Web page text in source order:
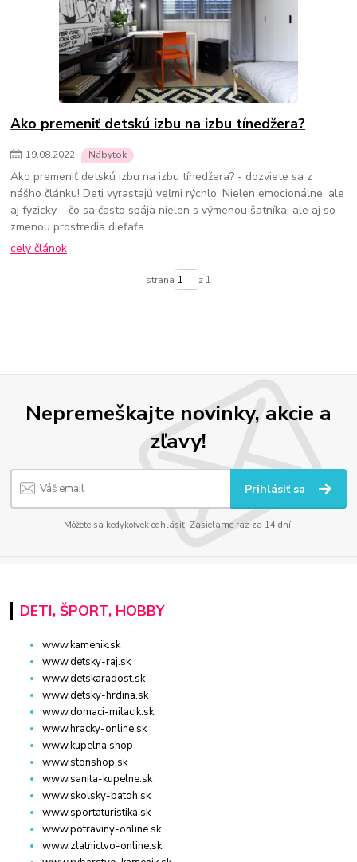
Ako premeniť detskú izbu na izbu tínedžera?
19.08.2022 Nábytok
Ako premeniť detskú izbu na izbu tínedžera? - dozviete sa z
nášho článku! Deti vyrastajú veľmi rýchlo. Nielen emocionálne, ale
aj fyzicky – čo sa často spája nielen s výmenou šatníka, ale aj so
zmenou prostredia dieťaťa.
celý článok
strana z 1
Nepremeškajte novinky, akcie a
zľavy!
Prihlásiť sa
Môžete sa kedykoľvek odhlásiť. Zasielame raz za 14 dní.
DETI, ŠPORT, HOBBY
www.kamenik.sk
www.detsky-raj.sk
www.detskaradost.sk
www.detsky-hrdina.sk
www.domaci-milacik.sk
www.hracky-online.sk
www.kupelna.shop
www.stonshop.sk
www.sanita-kupelne.sk
www.skolsky-batoh.sk
www.sportaturistika.sk
www.potraviny-online.sk
www.zlatnictvo-online.sk